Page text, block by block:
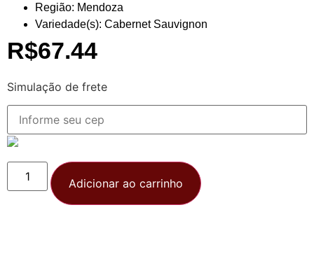
Região: Mendoza
Variedade(s): Cabernet Sauvignon
R$67.44
Simulação de frete
Adicionar ao carrinho